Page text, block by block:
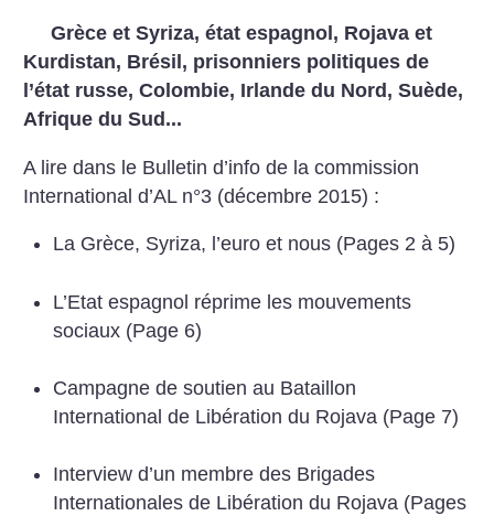
Grèce et Syriza, état espagnol, Rojava et
Kurdistan, Brésil, prisonniers politiques de
l’état russe, Colombie, Irlande du Nord, Suède,
Afrique du Sud...
A lire dans le Bulletin d’info de la commission
International d’AL n°3 (décembre 2015) :
La Grèce, Syriza, l’euro et nous (Pages 2 à 5)
L’Etat espagnol réprime les mouvements
sociaux (Page 6)
Campagne de soutien au Bataillon
International de Libération du Rojava (Page 7)
Interview d’un membre des Brigades
Internationales de Libération du Rojava (Pages